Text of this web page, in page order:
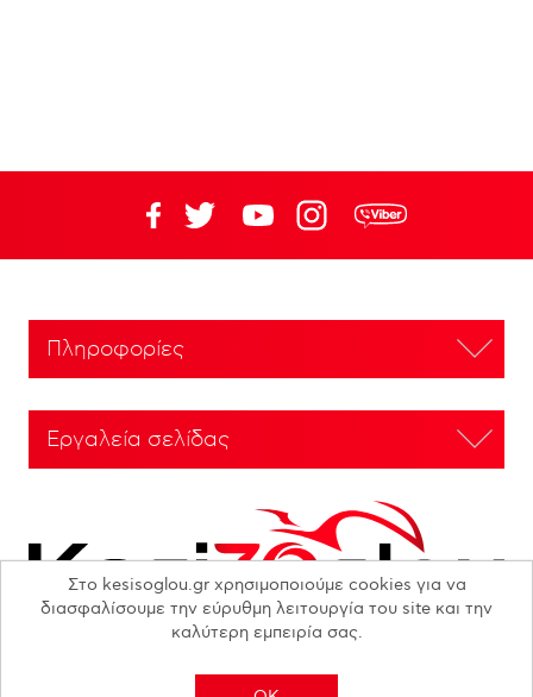
Πληροφορίες
Εργαλεία σελίδας
Στο kesisoglou.gr χρησιμοποιούμε cookies για να
διασφαλίσουμε την εύρυθμη λειτουργία του site και την
καλύτερη εμπειρία σας.